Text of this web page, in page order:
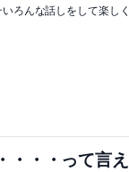
ろんな話しをして楽し
・・・って言